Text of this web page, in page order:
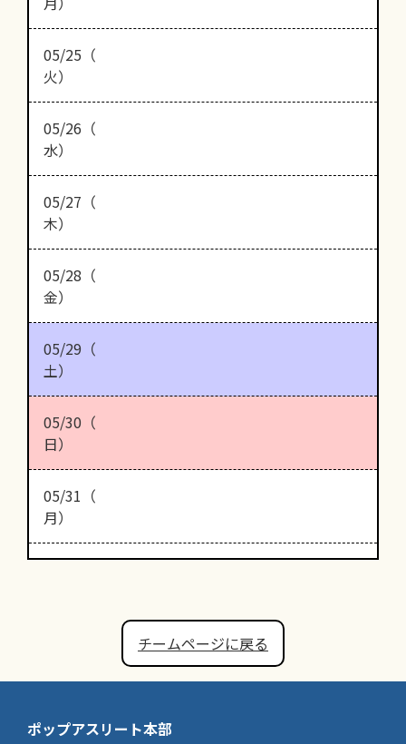
05/25（
火）
05/26（
水）
05/27（
木）
05/28（
金）
05/29（
土）
05/30（
日）
05/31（
月）
チームページに戻る
ポップアスリート本部